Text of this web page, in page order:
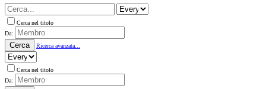
Cerca nel titolo
Da:
Cerca Ricerca avanzata...
Cerca nel titolo
Da: